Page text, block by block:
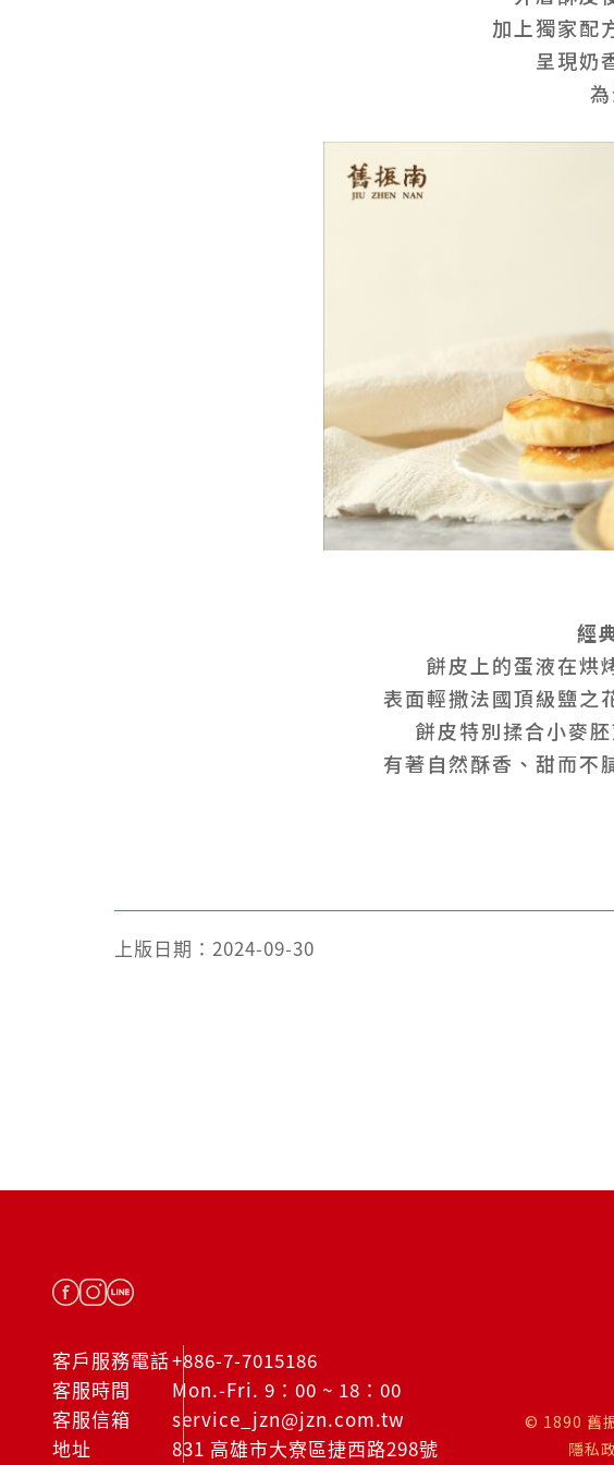
加上獨家配
呈現奶
經
餅皮上的蛋液在烘
表面輕撒法國頂級鹽之
餅皮特別揉合小麥
有著自然酥香、甜而不
上版日期： 2024-09-30
客戶服務電話+886-7-7015186
客服時間
Mon.-Fri. 9：00 ~ 18：00
客服信箱
service_jzn@jzn.com.tw
地址
831 高雄市大寮區捷西路298號
© 1890 舊
隱私